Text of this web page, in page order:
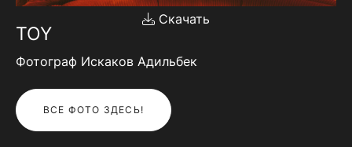
Скачать
TOY
Фотограф Искаков Адильбек
ВСЕ ФОТО ЗДЕСЬ!